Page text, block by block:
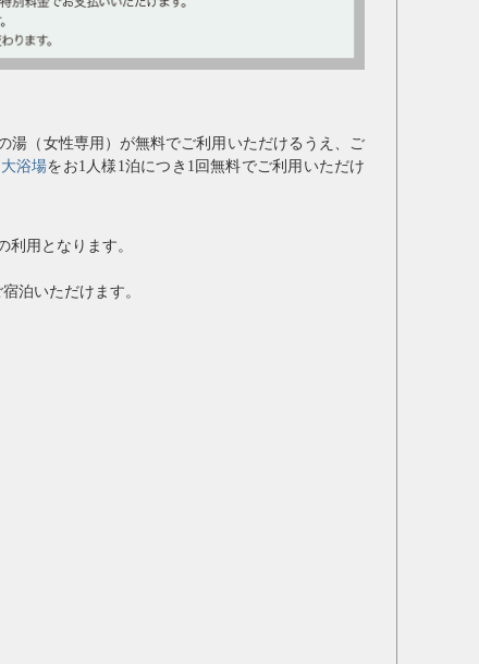
湯（女性専用） が無料でご利用いただけるうえ、ご
浴場をお1人様1泊につき1回無料でご利用いただけ
利用となります。
泊いただけます。